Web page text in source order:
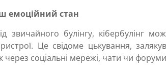
емоційний стан
звичайного булінгу, кібербулінг
Це свідоме цькування,
через соціальні мережі, чати чи